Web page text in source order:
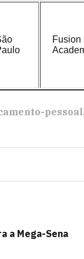
Fusion
pessoal
a Mega-Sena